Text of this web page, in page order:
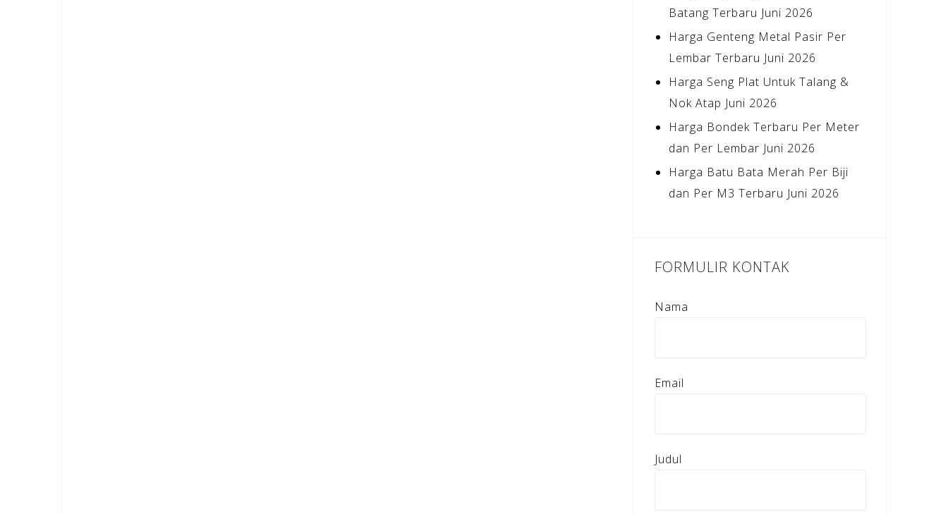
Batang Terbaru Juni 2026
Harga Genteng Metal Pasir Per
Lembar Terbaru Juni 2026
Harga Seng Plat Untuk Talang &
Nok Atap Juni 2026
Harga Bondek Terbaru Per Meter
dan Per Lembar Juni 2026
Harga Batu Bata Merah Per Biji
dan Per M3 Terbaru Juni 2026
FORMULIR KONTAK
Nama
Email
Judul